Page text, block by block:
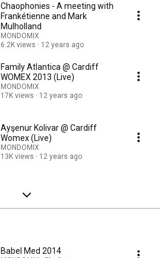
Chaophonies - A meeting with
Frankétienne and Mark
Mulholland
MONDOMIX
6.2K views
12 years ago
Family Atlantica @ Cardiff
WOMEX 2013 (Live)
MONDOMIX
17K views
12 years ago
Ayşenur Kolivar @ Cardiff
Womex (Live)
MONDOMIX
13K views
12 years ago
Babel Med 2014